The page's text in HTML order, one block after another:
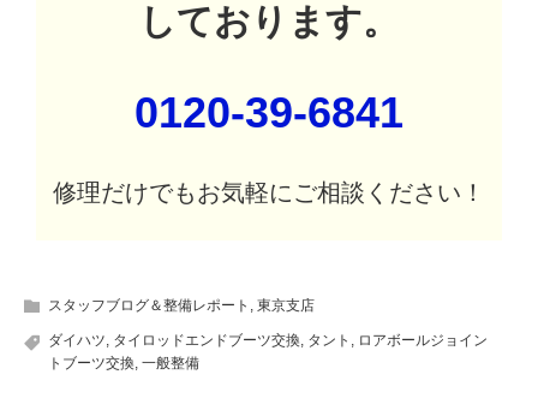
しております。
0120-39-6841
修理だけでもお気軽にご相談ください！
スタッフブログ＆整備レポート , 東京支店
ダイハツ, タイロッドエンドブーツ交換, タント , ロアボールジョイン
トブーツ交換, 一般整備